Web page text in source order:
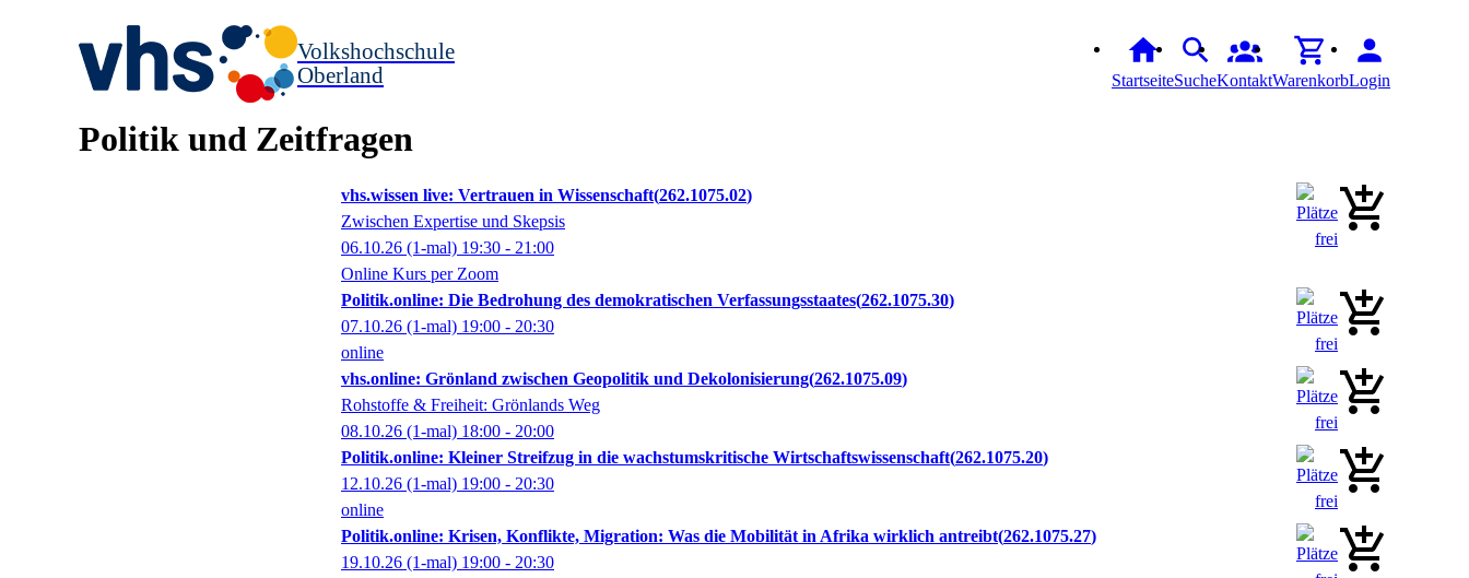
Volkshochschule
Oberland
StartseiteSucheKontaktWarenkorbLogin
Politik und Zeitfragen
vhs.wissen live: Vertrauen in Wissenschaft 262.1075.02
Zwischen Expertise und Skepsis
06.10.26 (1-mal) 19:30 - 21:00
Online Kurs per Zoom
Politik.online: Die Bedrohung des demokratischen Verfassungsstaates 262.1075.30
07.10.26 (1-mal) 19:00 - 20:30
online
vhs.online: Grönland zwischen Geopolitik und Dekolonisierung 262.1075.09
Rohstoffe & Freiheit: Grönlands Weg
08.10.26 (1-mal) 18:00 - 20:00
Politik.online: Kleiner Streifzug in die wachstumskritische Wirtschaftswissenschaft 262.1075.20
12.10.26 (1-mal) 19:00 - 20:30
online
Politik.online: Krisen, Konflikte, Migration: Was die Mobilität in Afrika wirklich antreibt 262.1075.27
19.10.26 (1-mal) 19:00 - 20:30